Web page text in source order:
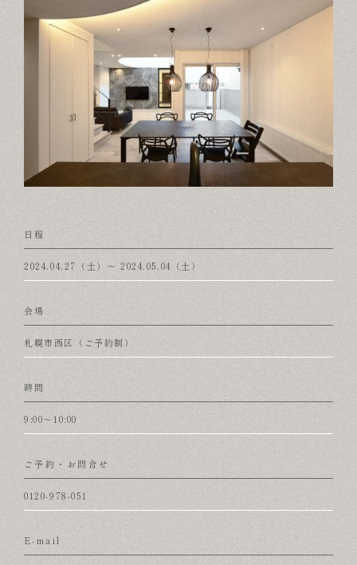
日程
2024.04.27（土）〜 2024.05.04（土）
会場
札幌市西区（ご予約制）
時間
9:00～10:00
ご予約・お問合せ
0120-978-051
E-mail